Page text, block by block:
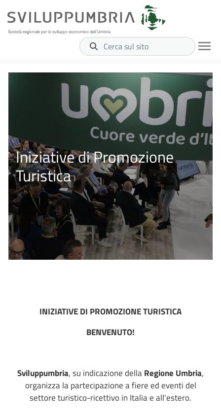
Cerca sul sito
Iniziative di Promozione
Turistica
INIZIATIVE DI PROMOZIONE TURISTICA
BENVENUTO!
Sviluppumbria, su indicazione dellaRegione Umbria,
organizza la partecipazione a fiere ed eventi del
settore turistico-ricettivo in Italia e all'estero.